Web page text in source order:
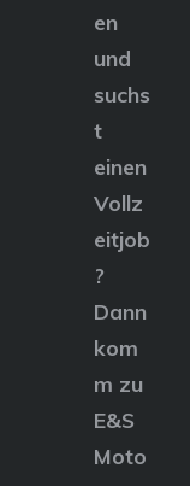
en
und
suchs
t
einen
Vollz
eitjob
?
Dann
kom
m zu
E&S
Moto